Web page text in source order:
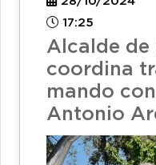
17:25
Alcalde de
coordina
mando
Antonio